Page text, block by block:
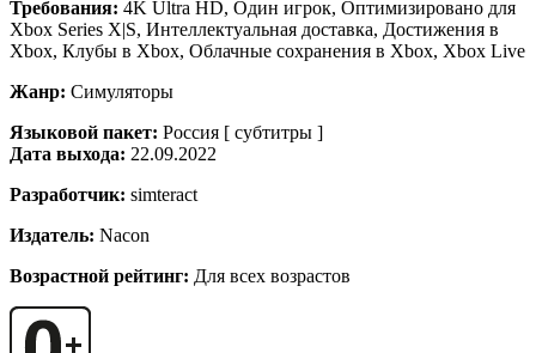
Требования: 4K Ultra HD, Один игрок, Оптимизировано для
Xbox Series X|S, Интеллектуальная доставка, Достижения в
Xbox, Клубы в Xbox, Облачные сохранения в Xbox, Xbox Live
Жанр: Симуляторы
Языковой пакет: Россия [ субтитры ]
Дата выхода: 22.09.2022
Разработчик: simteract
Издатель: Nacon
Возрастной рейтинг: Для всех возрастов